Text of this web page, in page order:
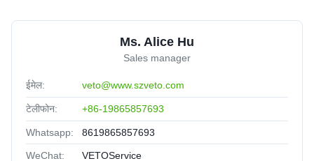
Ms. Alice Hu
Sales manager
ईमेल: veto@www.szveto.com
टेलीफोन: +86-19865857693
Whatsapp: 8619865857693
WeChat: VETOService